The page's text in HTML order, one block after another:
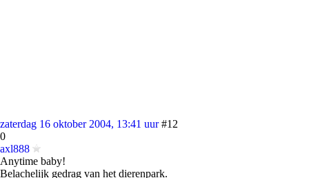
zaterdag 16 oktober 2004, 13:41 uur #12
0
axl888
Anytime baby!
Belachelijk gedrag van het dierenpark.